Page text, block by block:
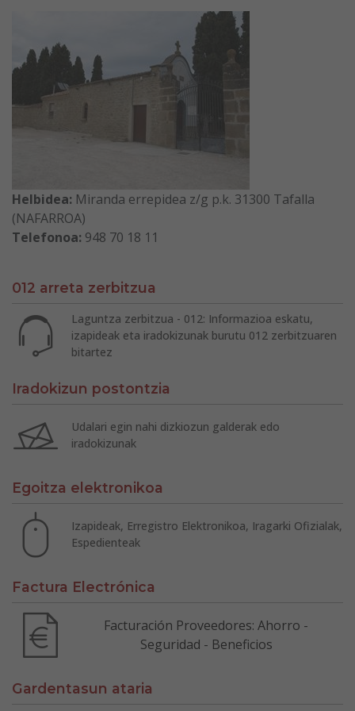
Helbidea: Miranda errepidea z/g p.k. 31300 Tafalla
(NAFARROA)
Telefonoa: 948 70 18 11
012 arreta zerbitzua
Laguntza zerbitzua - 012: Informazioa eskatu,
izapideak eta iradokizunak burutu 012 zerbitzuaren
bitartez
Iradokizun postontzia
Udalari egin nahi dizkiozun galderak edo
iradokizunak
Egoitza elektronikoa
Izapideak, Erregistro Elektronikoa, Iragarki Ofizialak,
Espedienteak
Factura Electrónica
Facturación Proveedores: Ahorro -
Seguridad - Beneficios
Gardentasun ataria